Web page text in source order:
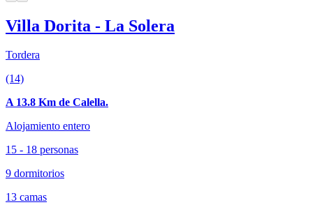
Villa Dorita - La Solera
Tordera
(14)
A 13.8 Km de Calella.
Alojamiento entero
15 - 18 personas
9 dormitorios
13 camas